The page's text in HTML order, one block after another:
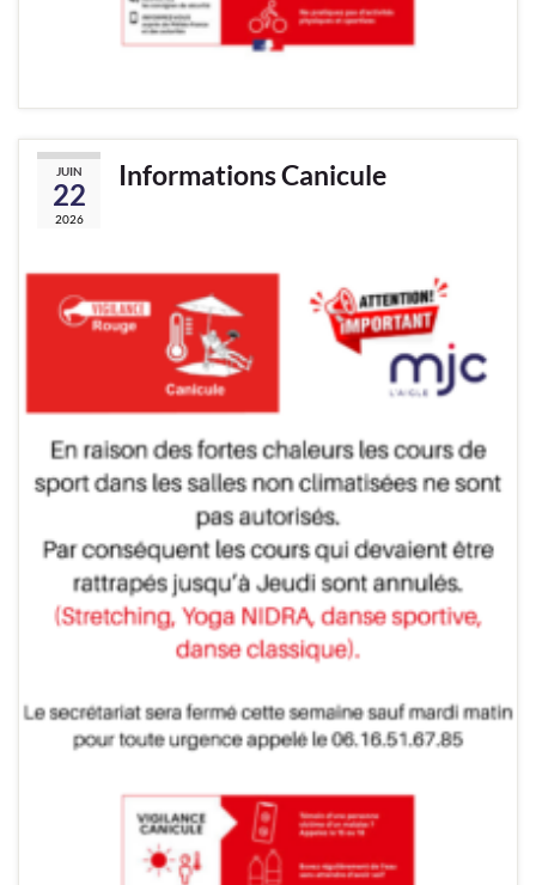
JUIN
22
2026
Informations Canicule